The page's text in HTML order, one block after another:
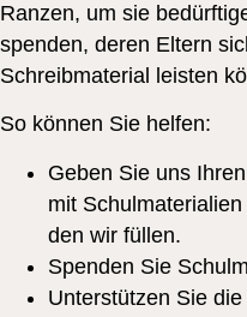
Ranzen, um sie
spenden, deren Eltern
Schreibmaterial leisten
So können Sie helfen:
Geben Sie uns
mit
den wir füllen.
Spenden Sie
Unterstützen Sie